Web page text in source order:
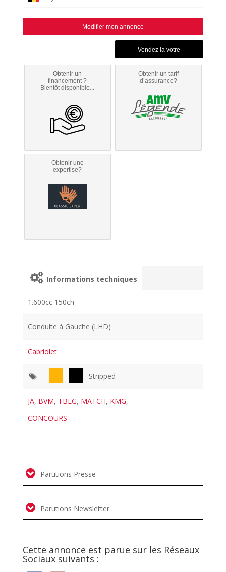
Modifier mon annonce
Obtenir un
financement ?
Bientôt disponible...
Obtenir un tarif
d’assurance?
Obtenir une
expertise?
Informations techniques
1.600cc 150ch
Conduite à Gauche (LHD)
Cabriolet
Stripped
JA, BVM, TBEG, MATCH, KMG,
CONCOURS
Parutions Presse
Parutions Newsletter
Cette annonce est parue sur les Réseaux
Sociaux suivants :